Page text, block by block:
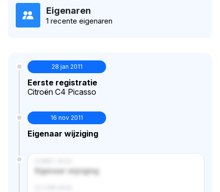
Eigenaren
1 recente eigenaren
28 jan 2011
Eerste registratie
Citroën C4 Picasso
16 nov 2011
Eigenaar wijziging
Eigenaar wijziging